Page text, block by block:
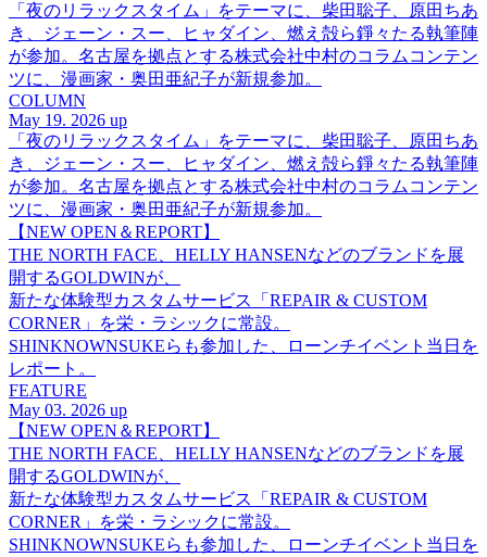
「夜のリラックスタイム」をテーマに、柴田聡子、原田ちあ
き、ジェーン・スー、ヒャダイン、燃え殻ら錚々たる執筆陣
が参加。名古屋を拠点とする株式会社中村のコラムコンテン
ツに、漫画家・奥田亜紀子が新規参加。
COLUMN
May 19. 2026 up
「夜のリラックスタイム」をテーマに、柴田聡子、原田ちあ
き、ジェーン・スー、ヒャダイン、燃え殻ら錚々たる執筆陣
が参加。名古屋を拠点とする株式会社中村のコラムコンテン
ツに、漫画家・奥田亜紀子が新規参加。
【NEW OPEN＆REPORT】
THE NORTH FACE、HELLY HANSENなどのブランドを展
開するGOLDWINが、
新たな体験型カスタムサービス「REPAIR & CUSTOM
CORNER」を栄・ラシックに常設。
SHINKNOWNSUKEらも参加した、ローンチイベント当日を
レポート。
FEATURE
May 03. 2026 up
【NEW OPEN＆REPORT】
THE NORTH FACE、HELLY HANSENなどのブランドを展
開するGOLDWINが、
新たな体験型カスタムサービス「REPAIR & CUSTOM
CORNER」を栄・ラシックに常設。
SHINKNOWNSUKEらも参加した、ローンチイベント当日を